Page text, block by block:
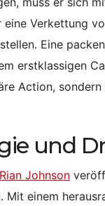
Verkettung
Eine
erstklassigen
Action,
und
Rian Johnson
Mit einem